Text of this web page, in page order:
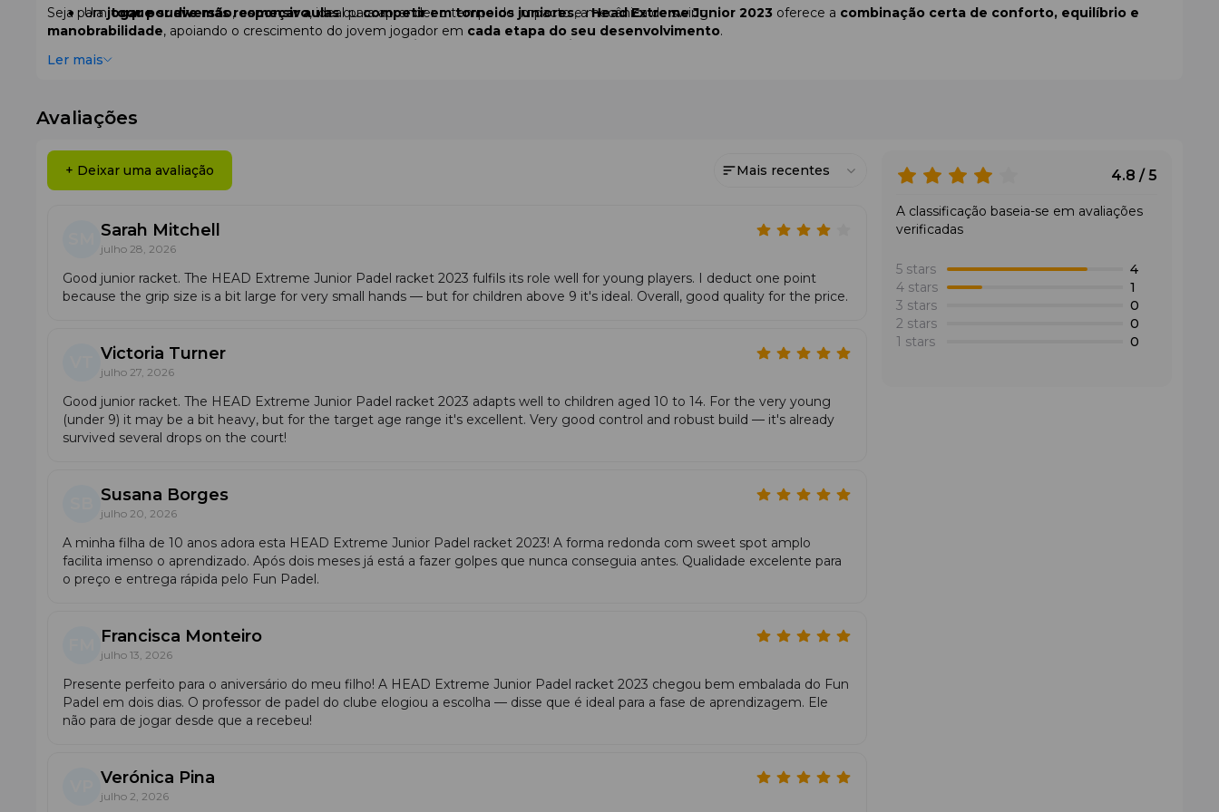
Umtoque suave mas responsivo, ideal para aprender o tempo de impacto e mecânica de swing
raquete completa que acompanha o crescimento e evolução do jogador
Seja parajogar por diversão,começar aulasoucompetir em torneios juniores, aHead Extreme Junior 2023 oferece a combinação certa de conforto, equilíbrio e
manobrabilidade, apoiando o crescimento do jovem jogador em cada etapa do seu desenvolvimento.
Ler mais
Avaliações
+ Deixar uma avaliação Mais recentes
Sarah Mitchell
julho 28, 2026
Good junior racket. The HEAD Extreme Junior Padel racket 2023 fulfils its role well for young players. I deduct one point
because the grip size is a bit large for very small hands — but for children above 9 it's ideal. Overall, good quality for the price.
Victoria Turner
julho 27, 2026
Good junior racket. The HEAD Extreme Junior Padel racket 2023 adapts well to children aged 10 to 14. For the very young
(under 9) it may be a bit heavy, but for the target age range it's excellent. Very good control and robust build — it's already
survived several drops on the court!
Susana Borges
julho 20, 2026
A minha filha de 10 anos adora esta HEAD Extreme Junior Padel racket 2023! A forma redonda com sweet spot amplo
facilita imenso o aprendizado. Após dois meses já está a fazer golpes que nunca conseguia antes. Qualidade excelente para
o preço e entrega rápida pelo Fun Padel.
Francisca Monteiro
julho 13, 2026
Presente perfeito para o aniversário do meu filho! A HEAD Extreme Junior Padel racket 2023 chegou bem embalada do Fun
Padel em dois dias. O professor de padel do clube elogiou a escolha — disse que é ideal para a fase de aprendizagem. Ele
não para de jogar desde que a recebeu!
Verónica Pina
julho 2, 2026
4.8 / 5
A classificação baseia-se em avaliações
verificadas
5 stars
4
4 stars
1
3 stars
0
2 stars
0
1 stars
0